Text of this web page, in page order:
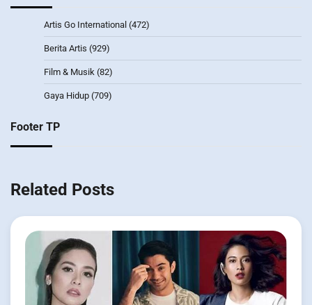
Artis Go International (472)
Berita Artis (929)
Film & Musik (82)
Gaya Hidup (709)
Footer TP
Related Posts